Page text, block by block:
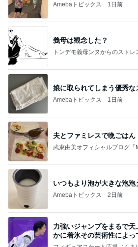
Amebaトピックス 1日前
義母は観念した？
トンデモ義母ンヌからのストレ
娘に取られてしまう優秀な
Amebaトピックス 1日前
夫とファミレスで晩ごはん
武東由美オフィシャルブログ「
いつもより泡が大きな泡泡
Amebaトピックス 2日前
力強いジャンプをまるで
かに着氷その芸術性によ
なす